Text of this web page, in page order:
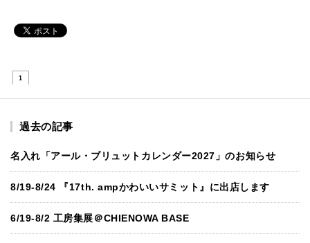
1
過去の記事
名入れ「アール・ブリュットカレンダー2027」のお知らせ
8/19-8/24 『17th. ampかわいいサミット』に出店します
6/19-8/2 工房集展＠CHIENOWA BASE